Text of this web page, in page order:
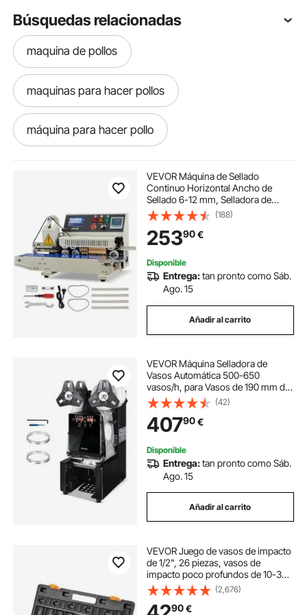
Búsquedas relacionadas
maquina de pollos
maquinas para hacer pollos
máquina para hacer pollo
piezas maquina poner botones
maquinas desplumadoras de pollos
maquina para poner cierres
maquina de hacer pollos
máquina de extracción maquina cierra
maquina vertical
maquina envasadora bolsas
tolva de máquina de llenado de líquido
VEVOR Máquina de Sellado
Continuo Horizontal Ancho de
Sellado 6-12 mm, Selladora de
Banda con Impresión de Tinta,
Temperatura y Velocidad
Ajustables, Envasadora para Bolsas
de Plástico 0,03-0,8 mm
(188)
25390€
Disponible
Entrega:tan pronto como Sáb.
Ago. 15
Añadir al carrito
VEVOR Máquina Selladora de
Vasos Automática 500-650
vasos/h, para Vasos de 190 mm de
Alto y 90/95 mm de Ancho,
Selladora de Vasos con Pantalla
LCD de Control Digital para Café, Té
con Leche, Negro
(42)
40790€
Disponible
Entrega:tan pronto como Sáb.
Ago. 15
Añadir al carrito
VEVOR Juego de vasos de impacto
de 1/2", 26 piezas, vasos de
impacto poco profundos de 10-36
mm, acero de aleación CR-V de 6
puntos, con estuche de transporte,
para reparación de automóviles
(2,676)
90€